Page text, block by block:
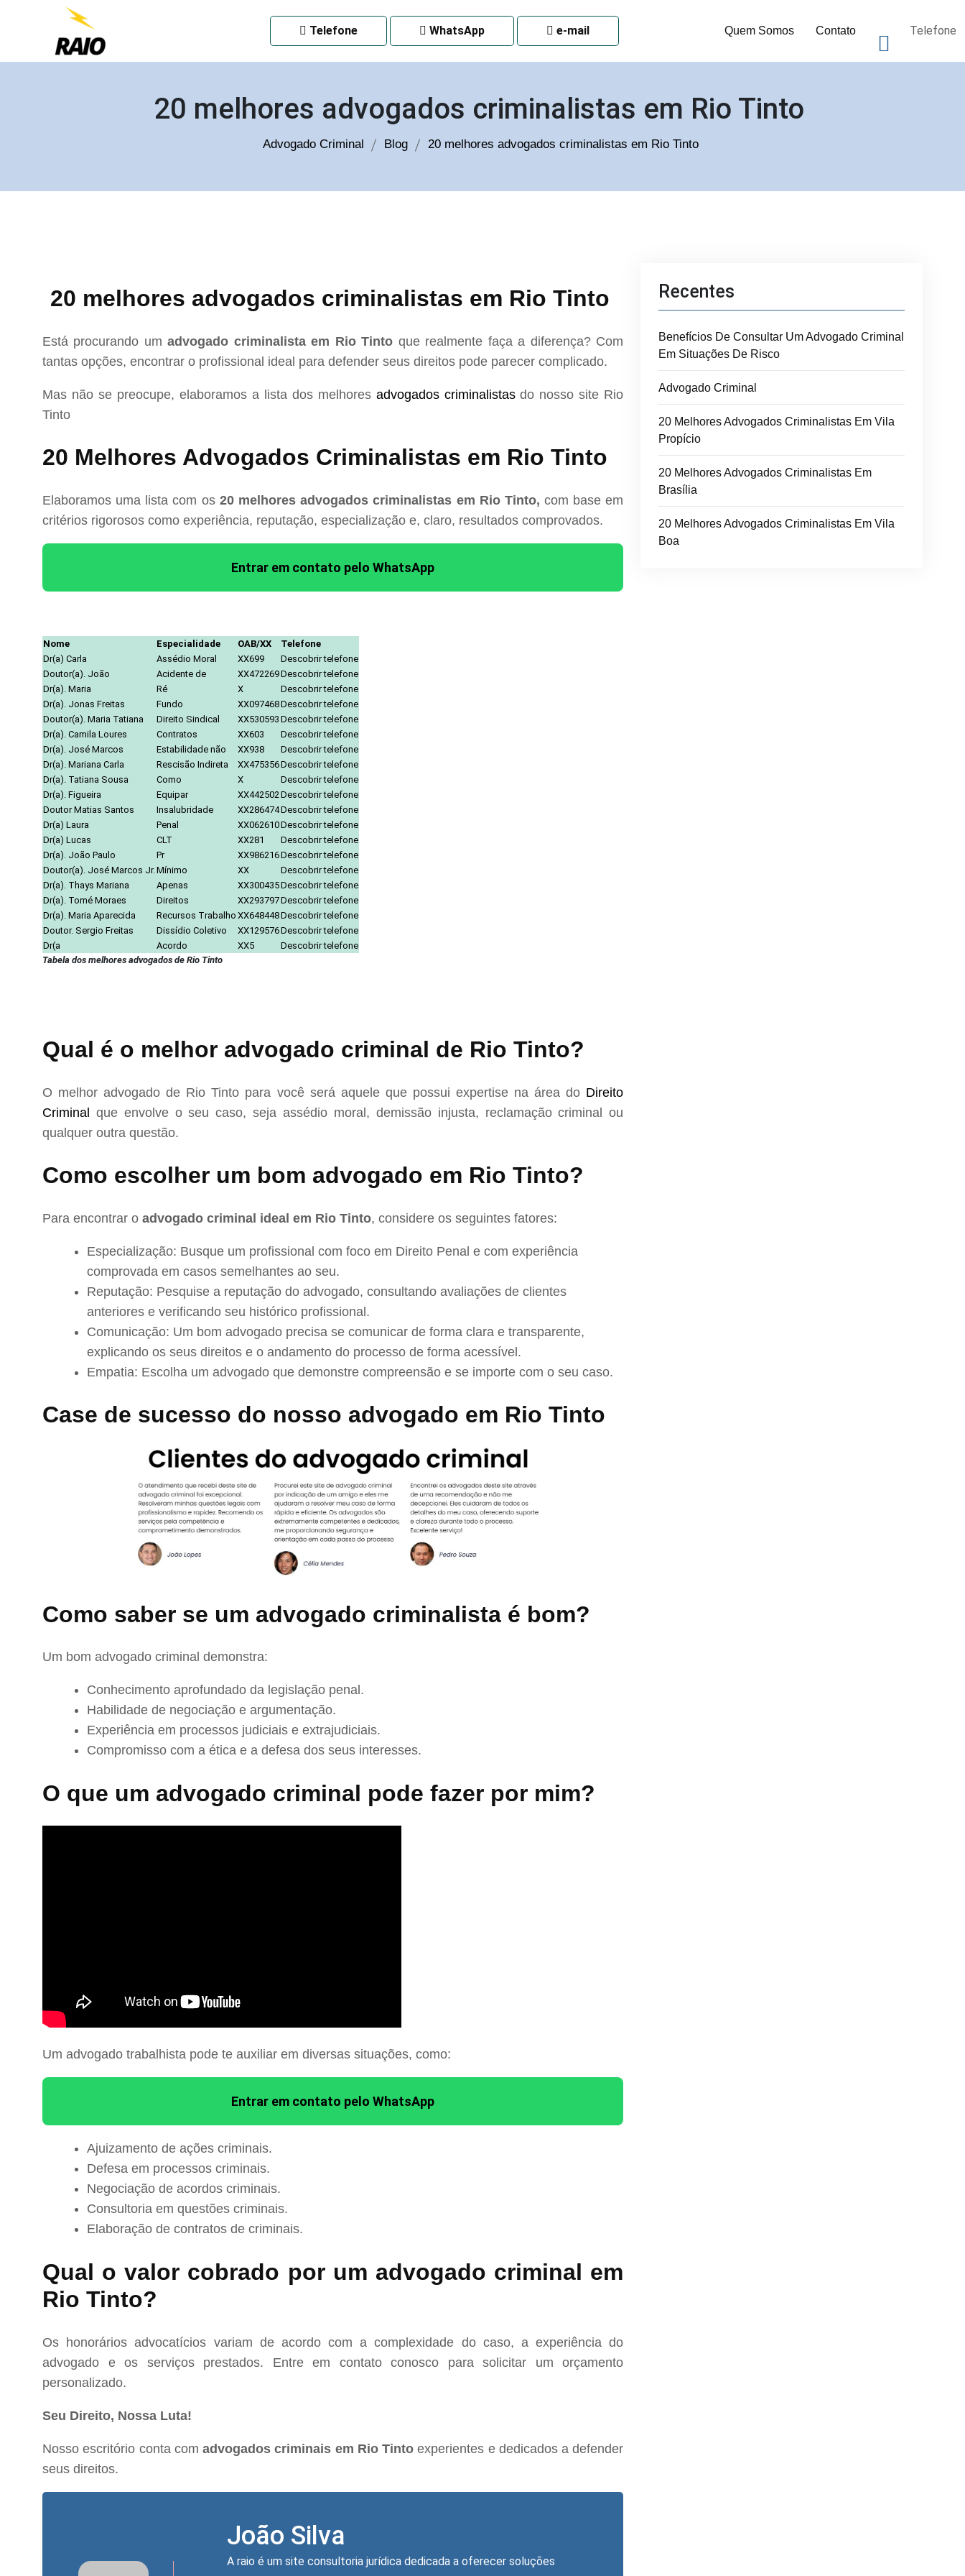
Telefone WhatsApp e-mail Quem Somos Contato Telefone
20 melhores advogados criminalistas em Rio Tinto
Advogado Criminal Blog 20 melhores advogados criminalistas em Rio Tinto
20 melhores advogados criminalistas em Rio Tinto
Está procurando umadvogado criminalista em Rio Tinto que realmente faça a diferença? Com
tantas opções, encontrar o profissional ideal para defender seus direitos pode parecer complicado.
Mas não se preocupe, elaboramos a lista dos melhores advogados criminalistasdo nosso site Rio
Tinto
20 Melhores Advogados Criminalistas em Rio Tinto
Elaboramos uma lista com os 20 melhores advogados criminalistas em Rio Tinto, com base em
critérios rigorosos como experiência, reputação, especialização e, claro, resultados comprovados.
Entrar em contato pelo WhatsApp
Nome Especialidade OAB/XX
Telefone
Dr(a) Carla
Assédio Moral XX699
Descobrir telefone
Doutor(a). João
Acidente de XX472269Descobrir telefone
Dr(a). Maria
Ré X
Descobrir telefone
Dr(a). Jonas Freitas
Fundo XX097468Descobrir telefone
Doutor(a). Maria Tatiana
Direito Sindical XX530593 Descobrir telefone
Dr(a). Camila Loures
Contratos XX603
Descobrir telefone
Dr(a). José Marcos
Estabilidade não XX938
Descobrir telefone
Dr(a). Mariana Carla
Rescisão Indireta XX475356Descobrir telefone
Dr(a). Tatiana Sousa
Como X
Descobrir telefone
Dr(a). Figueira
Equipar XX442502 Descobrir telefone
Doutor Matias Santos
Insalubridade XX286474Descobrir telefone
Dr(a) Laura
Penal XX062610Descobrir telefone
Dr(a) Lucas
CLT XX281
Descobrir telefone
Dr(a). João Paulo
Pr XX986216Descobrir telefone
Doutor(a). José Marcos Jr. Mínimo XX
Descobrir telefone
Dr(a). Thays Mariana
Apenas XX300435Descobrir telefone
Dr(a). Tomé Moraes
Direitos XX293797Descobrir telefone
Dr(a). Maria Aparecida
Recursos Trabalho XX648448Descobrir telefone
Doutor. Sergio Freitas
Dissídio Coletivo XX129576Descobrir telefone
Dr(a
Acordo XX5
Descobrir telefone
Tabela dos melhores advogados de Rio Tinto
Qual é o melhor advogado criminal de Rio Tinto?
O melhor advogado de Rio Tinto para você será aquele que possui expertise na área do Direito
Criminal que envolve o seu caso, seja assédio moral, demissão injusta, reclamação criminal ou
qualquer outra questão.
Como escolher um bom advogado em Rio Tinto?
Para encontrar o advogado criminal ideal em Rio Tinto, considere os seguintes fatores:
Especialização: Busque um profissional com foco em Direito Penal e com experiência
comprovada em casos semelhantes ao seu.
Reputação: Pesquise a reputação do advogado, consultando avaliações de clientes
anteriores e verificando seu histórico profissional.
Comunicação: Um bom advogado precisa se comunicar de forma clara e transparente,
explicando os seus direitos e o andamento do processo de forma acessível.
Empatia: Escolha um advogado que demonstre compreensão e se importe com o seu caso.
Case de sucesso do nosso advogado em Rio Tinto
Como saber se um advogado criminalista é bom?
Um bom advogado criminal demonstra:
Conhecimento aprofundado da legislação penal.
Habilidade de negociação e argumentação.
Experiência em processos judiciais e extrajudiciais.
Compromisso com a ética e a defesa dos seus interesses.
O que um advogado criminal pode fazer por mim?
Um advogado trabalhista pode te auxiliar em diversas situações, como:
Entrar em contato pelo WhatsApp
Ajuizamento de ações criminais.
Defesa em processos criminais.
Negociação de acordos criminais.
Consultoria em questões criminais.
Elaboração de contratos de criminais.
Qual o valor cobrado por um advogado criminal em
Rio Tinto?
Os honorários advocatícios variam de acordo com a complexidade do caso, a experiência do
advogado e os serviços prestados. Entre em contato conosco para solicitar um orçamento
personalizado.
Seu Direito, Nossa Luta!
Nosso escritório conta comadvogados criminais em Rio Tinto experientes e dedicados a defender
seus direitos.
João Silva
A raio é um site consultoria jurídica dedicada a oferecer soluções
Recentes
Benefícios De Consultar Um Advogado Criminal
Em Situações De Risco
Advogado Criminal
20 Melhores Advogados Criminalistas Em Vila
Propício
20 Melhores Advogados Criminalistas Em
Brasília
20 Melhores Advogados Criminalistas Em Vila
Boa